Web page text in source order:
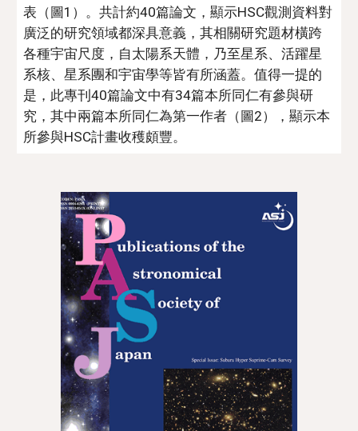
表（圖1）。共計約40篇論文，顯示HSC觀測資料對
廣泛的研究領域都深具意義，其相關研究題材橫跨
各種宇宙尺度，自太陽系天體，乃至星系、活躍星
系核、星系團和宇宙學等皆有所涵蓋。值得一提的
是，此專刊40篇論文中有34篇本所同仁有參與研
究，其中兩篇本所同仁為第一作者（圖2），顯示本
所參與HSC計畫收穫頗豐。